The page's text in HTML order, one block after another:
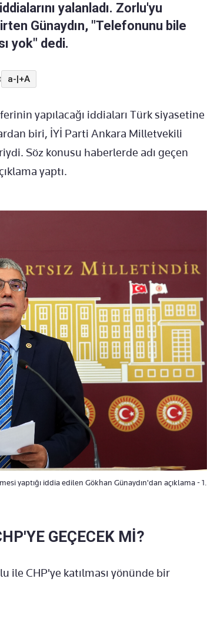
yalanladı. Zorlu'yu
Günaydın, "Telefonunu bile
yok" dedi.
a-|+A
yapılacağı iddiaları Türk siyasetine
biri, İYİ Parti Ankara Milletvekili
Söz konusu haberlerde adı geçen
yaptı.
yaptığı iddia edilen Gökhan Günaydın'dan açıklama - 1.
GEÇECEK Mİ?
ile CHP'ye katılması yönünde bir